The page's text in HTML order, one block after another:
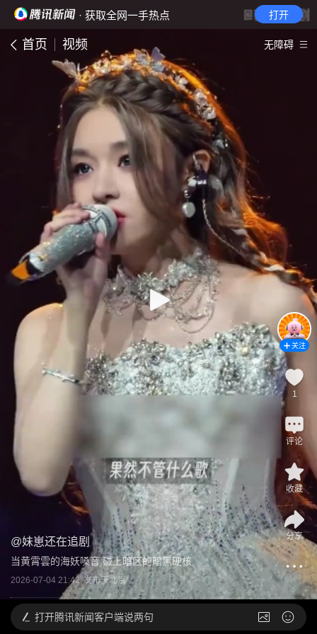
· 获取全网一手热点 打开
首页 视频 无障碍
@妹崽还在追剧
当黄霄雲的海妖嗓音 碰上暗区的暗黑硬核
2026-07-04 21:42 发布于北京
关注
1
评论
收藏
分享
打开腾讯新闻客户端说两句